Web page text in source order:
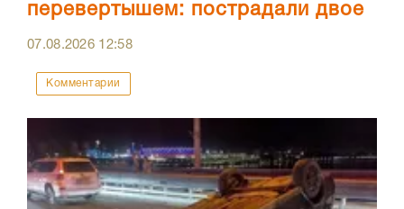
перевертышем: пострадали двое
07.08.2026 12:58
Комментарии